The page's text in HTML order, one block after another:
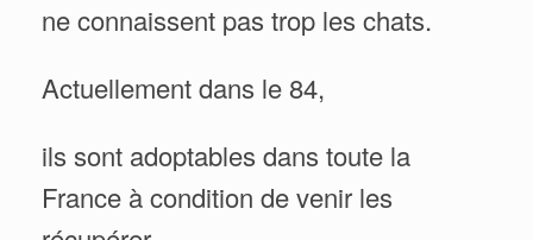
ne connaissent pas trop les chats.
Actuellement dans le 84,
ils sont adoptables dans toute la
France à condition de venir les